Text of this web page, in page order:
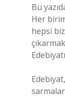
Bu
Her
hepsi